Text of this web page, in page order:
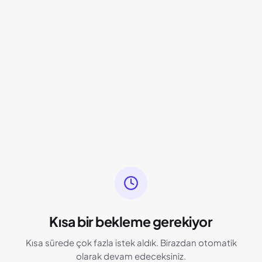
Kısa bir bekleme gerekiyor
Kısa sürede çok fazla istek aldık. Birazdan otomatik
olarak devam edeceksiniz.